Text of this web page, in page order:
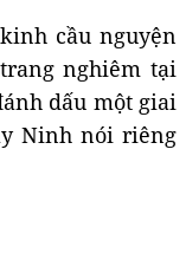
cầu nguyện
nghiêm tại
dấu một giai
Ninh nói riêng